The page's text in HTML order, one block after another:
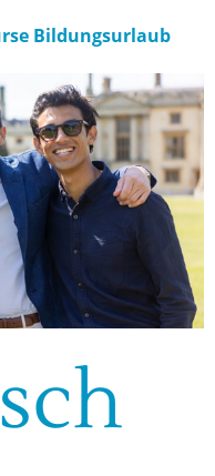
Bildungsurlaub